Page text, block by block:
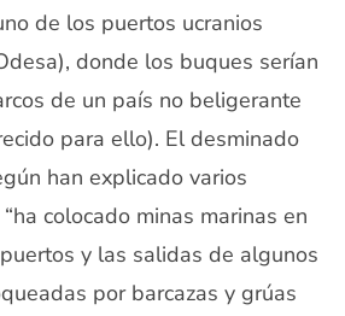
de los puertos ucranios
donde los buques serían
de un país no beligerante
para ello). El desminado
han explicado varios
colocado minas marinas en
y las salidas de algunos
por barcazas y grúas